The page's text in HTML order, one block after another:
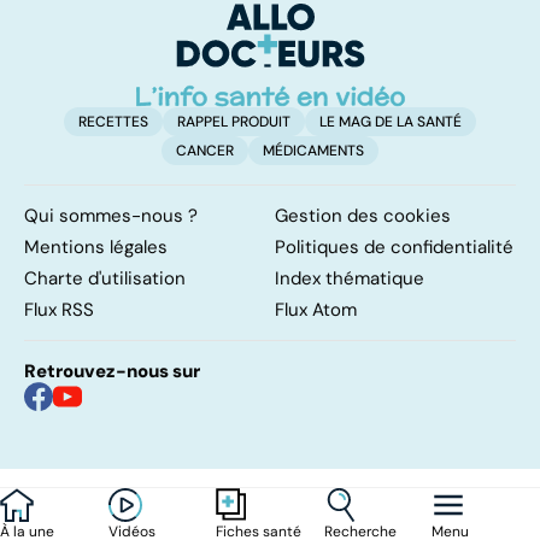
À la une Vidéos Fiches santé Recherche Menu
solution ?
RECETTES RAPPEL PRODUIT
LE MAG DE LA SANTÉ
CANCER
MÉDICAMENTS
Qui sommes-nous ?
Gestion des cookies
Mentions légales
Politiques de confidentialité
Charte d'utilisation
Index thématique
Flux RSS
Flux Atom
Retrouvez-nous sur